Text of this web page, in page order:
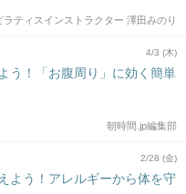
ラティスインストラクター 澤田みのり
4/3 (木)
う！「お腹周り」に効く簡単
朝時間.jp編集部
2/28 (金)
よう！アレルギーから体を守